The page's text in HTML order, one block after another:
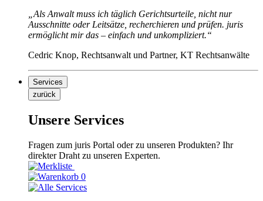
„Als Anwalt muss ich täglich Gerichtsurteile, nicht nur
Ausschnitte oder Leitsätze, recherchieren und prüfen. juris
ermöglicht mir das – einfach und unkompliziert.“
Cedric Knop, Rechtsanwalt und Partner, KT Rechtsanwälte
Services
zurück
Unsere Services
Fragen zum juris Portal oder zu unseren Produkten? Ihr
direkter Draht zu unseren Experten.
0